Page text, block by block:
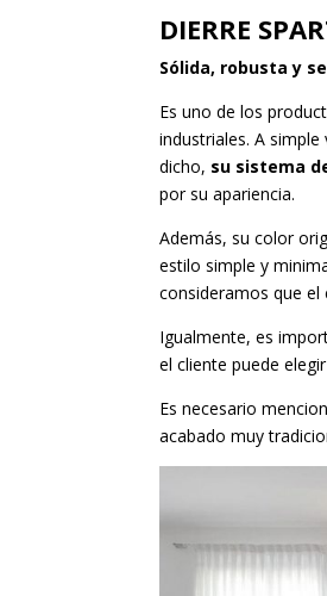
DIERRE
Sólida, robusta y
Es uno de los
industriales. A
dicho, su sistema
por su apariencia.
Además, su color
estilo simple y
consideramos que
Igualmente, es
el cliente puede
Es necesario
acabado muy